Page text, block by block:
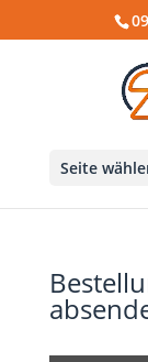
Seite